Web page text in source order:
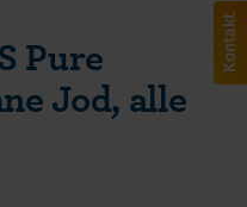
Pure
Jod, alle
Kontakt